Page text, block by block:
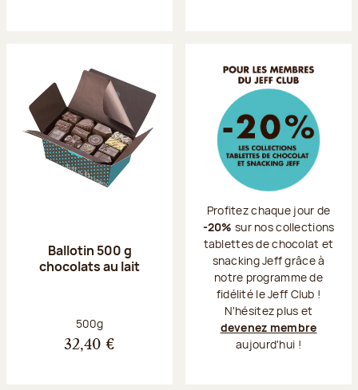
Ballotin 500 g
chocolats au lait
Poids net :
500g
32,40 €
Profitez chaque jour de
-20% sur nos collections
tablettes de chocolat et
snacking Jeff grâce à
notre programme de
fidélité le Jeff Club !
N'hésitez plus et
devenez membre
aujourd'hui !